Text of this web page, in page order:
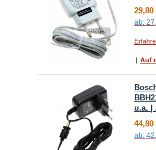
29,80
ab:
| Auf
u.a. |
44,80
ab: